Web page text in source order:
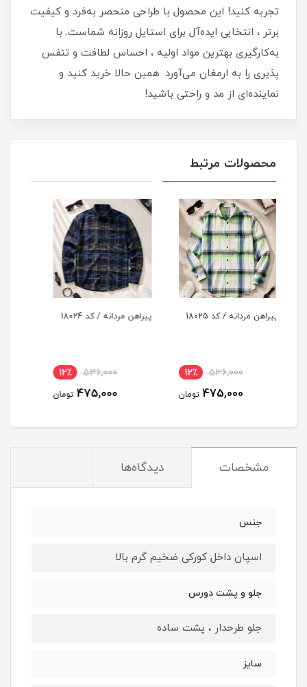
تجربه کنید! این محصول با طراحی منحصر به‌فرد و کیفیت
برتر ، انتخابی ایده‌آل برای استایل روزانه شماست. با
به‌کارگیری بهترین مواد اولیه ، احساس لطافت و تنفس
پذیری را به ارمغان می‌آورد. همین حالا خرید کنید و
نماینده‌ای از مد و راحتی باشید!
محصولات مرتبط
پیراهن مردانه / کد 18024
536,000 12٪
475,000 تومان
پیراهن مردانه / کد 18023
536,000 12٪
475,000 تومان
مشخصات دیدگاه‌ها
جنس
اسپان داخل کورکی ضخیم گرم بالا
جلو و پشت دورس
جلو طرحدار ، پشت ساده
سایز